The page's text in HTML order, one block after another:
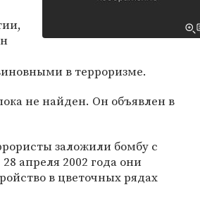
в терроризме.
не найден. Он объявлен в
заложили бомбу с
апреля 2002 года они
в цветочных рядах